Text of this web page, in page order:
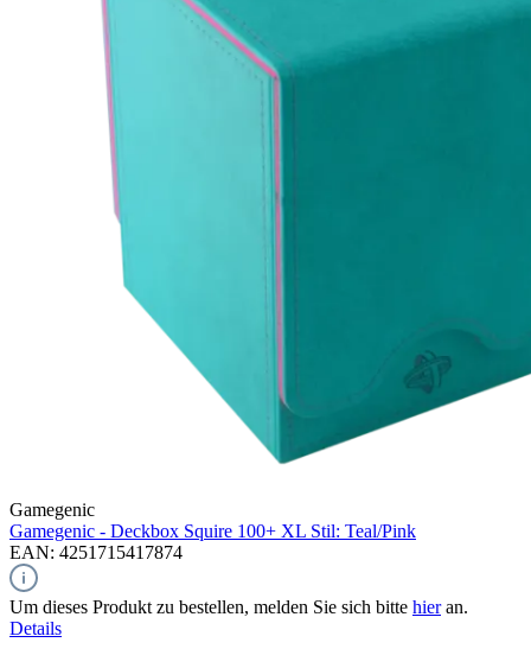
Gamegenic
Gamegenic - Deckbox Squire 100+ XL Stil: Teal/Pink
EAN: 4251715417874
Um dieses Produkt zu bestellen, melden Sie sich bitte hieran.
Details